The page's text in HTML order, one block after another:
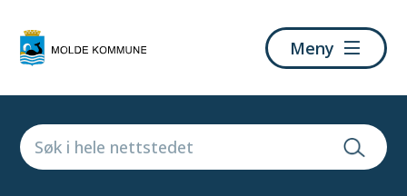
kommune
Meny